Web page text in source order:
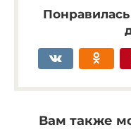
Понравилась
Вам также